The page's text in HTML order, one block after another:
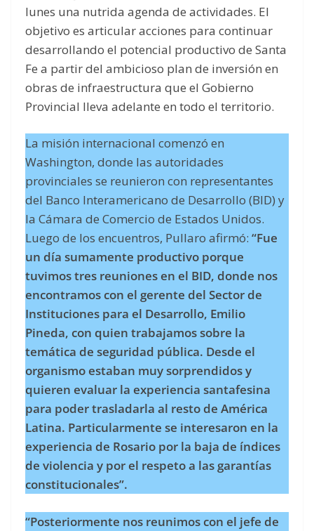
lunes una nutrida agenda de actividades. El
objetivo es articular acciones para continuar
desarrollando el potencial productivo de Santa
Fe a partir del ambicioso plan de inversión en
obras de infraestructura que el Gobierno
Provincial lleva adelante en todo el territorio.
La misión internacional comenzó en
Washington, donde las autoridades
provinciales se reunieron con representantes
del Banco Interamericano de Desarrollo (BID) y
la Cámara de Comercio de Estados Unidos.
Luego de los encuentros, Pullaro afirmó: “Fue
un día sumamente productivo porque
tuvimos tres reuniones en el BID, donde nos
encontramos con el gerente del Sector de
Instituciones para el Desarrollo, Emilio
Pineda, con quien trabajamos sobre la
temática de seguridad pública. Desde el
organismo estaban muy sorprendidos y
quieren evaluar la experiencia santafesina
para poder trasladarla al resto de América
Latina. Particularmente se interesaron en la
experiencia de Rosario por la baja de índices
de violencia y por el respeto a las garantías
constitucionales”.
“Posteriormente nos reunimos con el jefe de